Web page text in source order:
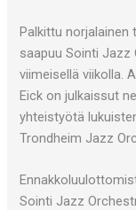
Palkittu norjalainen
saapuu Sointi Jazz
viimeisellä viikolla.
Eick on julkaissut
yhteistyötä
Trondheim Jazz
Sointi Jazz